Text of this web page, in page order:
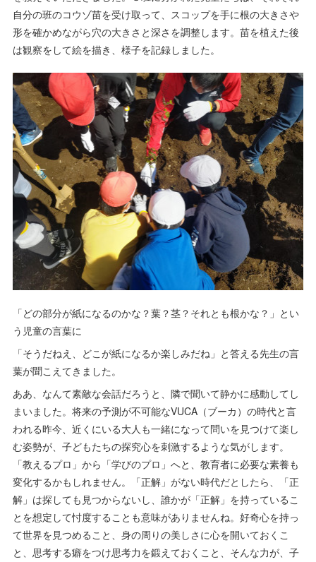
自分の班のコウゾ苗を受け取って、スコップを手に根の大きさや
形を確かめながら穴の大きさと深さを調整します。苗を植えた後
は観察をして絵を描き、様子を記録しました。
「どの部分が紙になるのかな？葉？茎？それとも根かな？」とい
う児童の言葉に
「そうだねえ、どこが紙になるか楽しみだね」と答える先生の言
葉が聞こえてきました。
ああ、なんて素敵な会話だろうと、隣で聞いて静かに感動してし
まいました。将来の予測が不可能なVUCA（ブーカ）の時代と言
われる昨今、近くにいる大人も一緒になって問いを見つけて楽し
む姿勢が、子どもたちの探究心を刺激するような気がします。
「教えるプロ」から「学びのプロ」へと、教育者に必要な素養も
変化するかもしれません。「正解」がない時代だとしたら、「正
解」は探しても見つからないし、誰かが「正解」を持っているこ
とを想定して忖度することも意味がありませんね。好奇心を持っ
て世界を見つめること、身の周りの美しさに心を開いておくこ
と、思考する癖をつけ思考力を鍛えておくこと、そんな力が、子